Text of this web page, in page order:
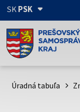
SKPSK
Doména psk.sk je
Toto je oficiálna
psk.sk.
Úradná tabuľa